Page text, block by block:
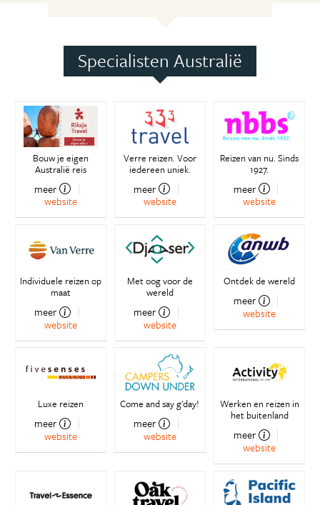
Specialisten Australië
Bouw je eigen
Australië reis
meer
website
Verre reizen. Voor
iedereen uniek.
meer
website
Reizen van nu. Sinds
1927.
meer
website
Individuele reizen op
maat
meer
website
Met oog voor de
wereld
meer
website
Ontdek de wereld
meer
website
Luxe reizen
meer
website
Come and say g'day!
meer
website
Werken en reizen in
het buitenland
meer
website